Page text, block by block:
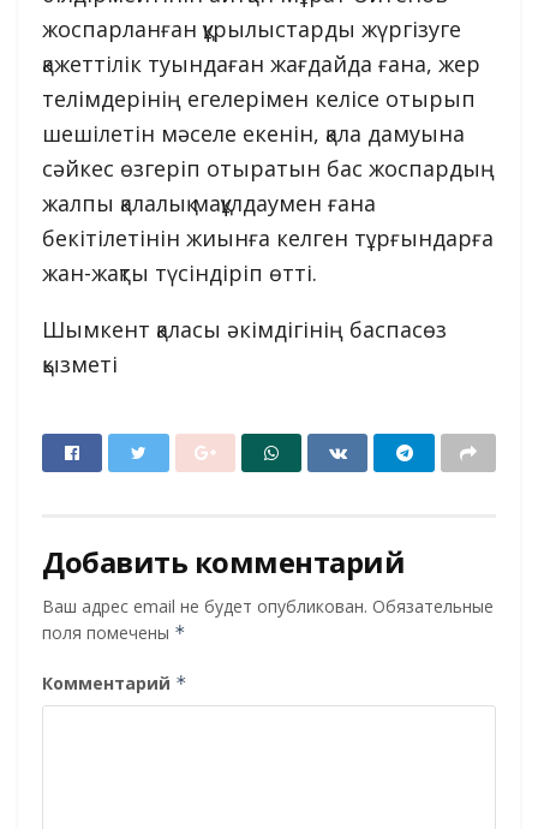
жоспарланған құрылыстарды жүргізуге
қажеттілік туындаған жағдайда ғана, жер
телімдерінің егелерімен келісе отырып
шешілетін мәселе екенін, қала дамуына
сәйкес өзгеріп отыратын бас жоспардың
жалпы қалалық мақұлдаумен ғана
бекітілетінін жиынға келген тұрғындарға
жан-жақты түсіндіріп өтті.
Шымкент қаласы әкімдігінің баспасөз
қызметі
Добавить комментарий
Ваш адрес email не будет опубликован. Обязательные
поля помечены *
Комментарий *